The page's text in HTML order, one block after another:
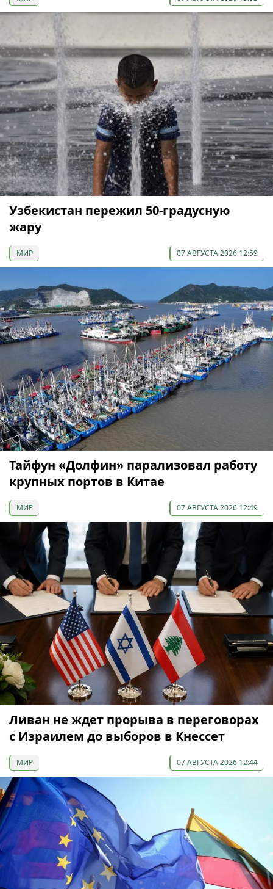
Узбекистан пережил 50-градусную
жару
МИР 07 АВГУСТА 2026 12:59
Тайфун «Долфин» парализовал работу
крупных портов в Китае
МИР 07 АВГУСТА 2026 12:49
Ливан не ждет прорыва в переговорах
с Израилем до выборов в Кнессет
МИР 07 АВГУСТА 2026 12:44